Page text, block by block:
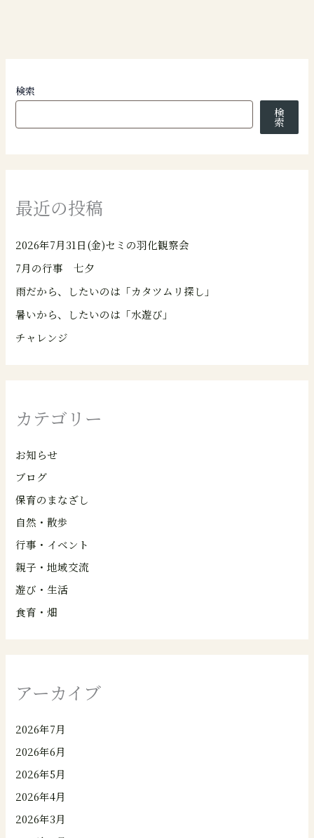
検索
検
索
最近の投稿
2026年7月31日(金)セミの羽化観察会
7月の行事 七夕
雨だから、したいのは「カタツムリ探し」
暑いから、したいのは「水遊び」
チャレンジ
カテゴリー
お知らせ
ブログ
保育のまなざし
自然・散歩
行事・イベント
親子・地域交流
遊び・生活
食育・畑
アーカイブ
2026年7月
2026年6月
2026年5月
2026年4月
2026年3月